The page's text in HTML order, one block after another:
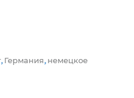
, Германия, немецкое